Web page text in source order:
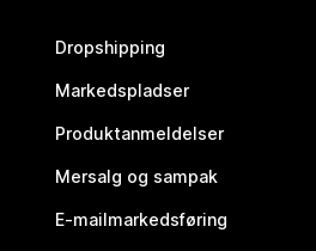
Dropshipping
Markedspladser
Produktanmeldelser
Mersalg og sampak
E-mailmarkedsføring